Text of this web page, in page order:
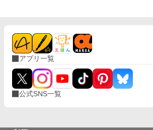
アプリ一覧
公式SNS一覧